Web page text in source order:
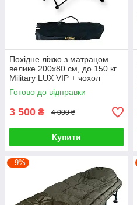
Похідне ліжко з матрацом
велике 200x80 см, до 150 кг
Military LUX VIP + чохол
Готово до відправки
3 500 ₴ 4 000 ₴
Купити
–9%